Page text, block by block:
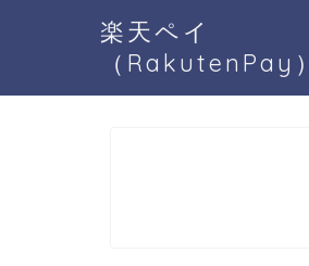
楽天ペイ
（RakutenPay）